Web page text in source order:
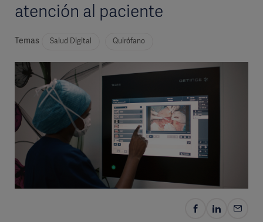
atención al paciente
Temas Salud Digital Quirófano